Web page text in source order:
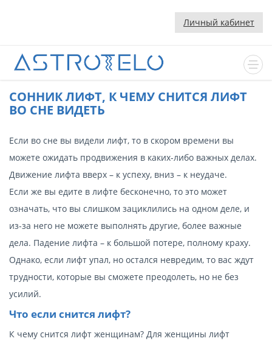
Личный кабинет
CОННИК ЛИФТ, К ЧЕМУ СНИТСЯ ЛИФТ
ВО СНЕ ВИДЕТЬ
Если во сне вы видели лифт, то в скором времени вы
можете ожидать продвижения в каких-либо важных делах.
Движение лифта вверх – к успеху, вниз – к неудаче.
Если же вы едите в лифте бесконечно, то это может
означать, что вы слишком зациклились на одном деле, и
из-за него не можете выполнять другие, более важные
дела. Падение лифта – к большой потере, полному краху.
Однако, если лифт упал, но остался невредим, то вас ждут
трудности, которые вы сможете преодолеть, но не без
усилий.
Что если снится лифт?
К чему снится лифт женщинам? Для женщины лифт